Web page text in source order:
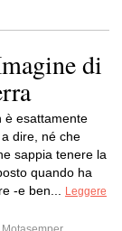
di
è esattamente
dire, né che
sappia tenere la
quando ha
-e ben...
Leggere